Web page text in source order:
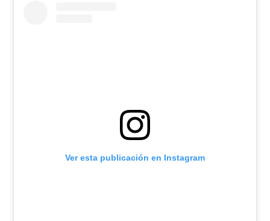
Ver esta publicación en Instagram